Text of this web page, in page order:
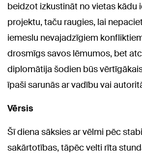
beidzot izkustināt no vietas kādu
projektu, taču raugies, lai
iemeslu nevajadzīgiem
drosmīgs savos lēmumos, bet
diplomātija šodien būs
īpaši sarunās ar vadību vai
Vērsis
Šī diena sāksies ar vēlmi pēc
sakārtotības, tāpēc velti rīta